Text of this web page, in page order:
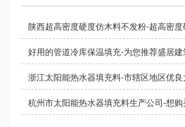
陕西超高密度硬度仿木料不发粉-超高密
浙江太阳能热水器填充料-市辖区地区优